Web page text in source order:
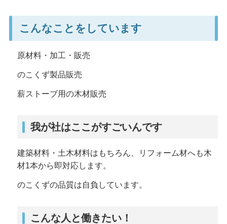
こんなことをしています
原材料・加工・販売
のこくず製品販売
薪ストーブ用の木材販売
我が社はここがすごいんです
建築材料・土木材料はもちろん、リフォーム材へも木
材1本から即対応します。
のこくずの品質は自負しています。
こんな人と働きたい！